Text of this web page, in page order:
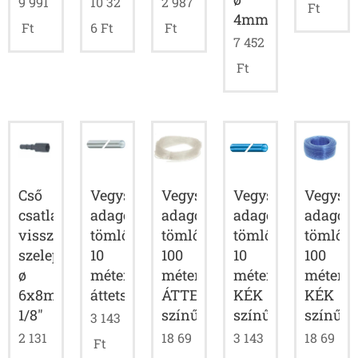
Ft
6Ft
Ft
4mm
7 452
Ft
Ft
Cső
csatlakozó
visszacsapó
szelephez
ø
6x8mm
1/8"
2 131
Vegyszer
adagoló
tömlő
10
méter
áttetsző
3 143
Ft
Vegyszer
adagoló
tömlő
100
méter
ÁTTETSZŐ
színű
18 69
Vegyszer
adagoló
tömlő
10
méter
KÉK
színű
3 143
adagoló
tömlő
100
méter
KÉK
színű
18 69